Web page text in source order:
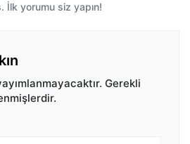
İlk yorumu siz yapın!
Gerekli